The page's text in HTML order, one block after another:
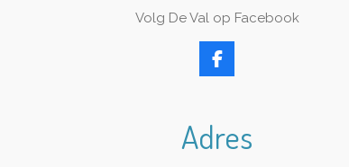
Volg De Val op Facebook
F
a
b
o
Adres